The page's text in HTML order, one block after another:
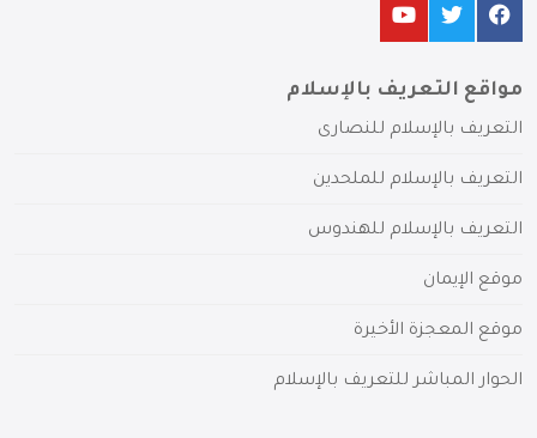
مواقع التعريف بالإسلام
التعريف بالإسلام للنصارى
التعريف بالإسلام للملحدين
التعريف بالإسلام للهندوس
موقع الإيمان
موقع المعجزة الأخيرة
الحوار المباشر للتعريف بالإسلام